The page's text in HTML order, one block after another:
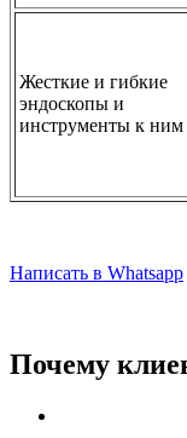
Жесткие и гибкие
эндоскопы и
инструменты к ним
Написать в Whatsapp
Почему